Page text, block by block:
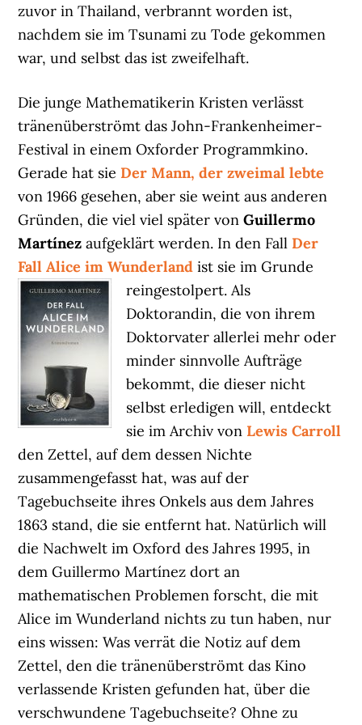
zuvor in Thailand, verbrannt worden ist,
nachdem sie im Tsunami zu Tode gekommen
war, und selbst das ist zweifelhaft.
Die junge Mathematikerin Kristen verlässt
tränenüberströmt das John-Frankenheimer-
Festival in einem Oxforder Programmkino.
Gerade hat sie Der Mann, der zweimal lebte
von 1966 gesehen, aber sie weint aus anderen
Gründen, die viel viel später vonGuillermo
Martínez aufgeklärt werden. In den Fall Der
Fall Alice im Wunderland ist sie im Grunde
reingestolpert. Als
Doktorandin, die von ihrem
Doktorvater allerlei mehr oder
minder sinnvolle Aufträge
bekommt, die dieser nicht
selbst erledigen will, entdeckt
sie im Archiv von Lewis Carroll
den Zettel, auf dem dessen Nichte
zusammengefasst hat, was auf der
Tagebuchseite ihres Onkels aus dem Jahres
1863 stand, die sie entfernt hat. Natürlich will
die Nachwelt im Oxford des Jahres 1995, in
dem Guillermo Martínez dort an
mathematischen Problemen forscht, die mit
Alice im Wunderland nichts zu tun haben, nur
eins wissen: Was verrät die Notiz auf dem
Zettel, den die tränenüberströmt das Kino
verlassende Kristen gefunden hat, über die
verschwundene Tagebuchseite? Ohne zu